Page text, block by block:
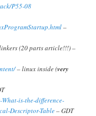
P55-08
–
(20 parts article!!!) –
– linux inside (very
is-the-difference-
Descriptor-Table– GDT